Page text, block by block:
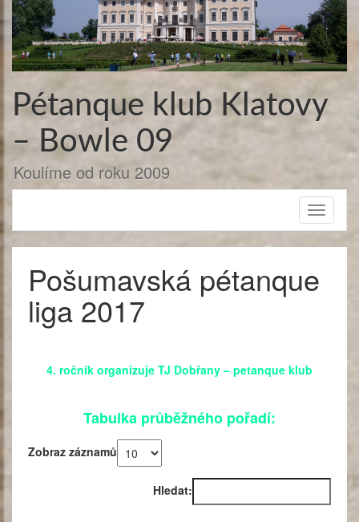
Přejít
k
obsahu
webu
Pétanque klub Klatovy
– Bowle 09
Koulíme od roku 2009
Toggle
Pošumavská pétanque
liga 2017
4. ročník organizuje TJ Dobřany – petanque klub
Tabulka průběžného pořadí:
Zobraz záznamů
Hledat: